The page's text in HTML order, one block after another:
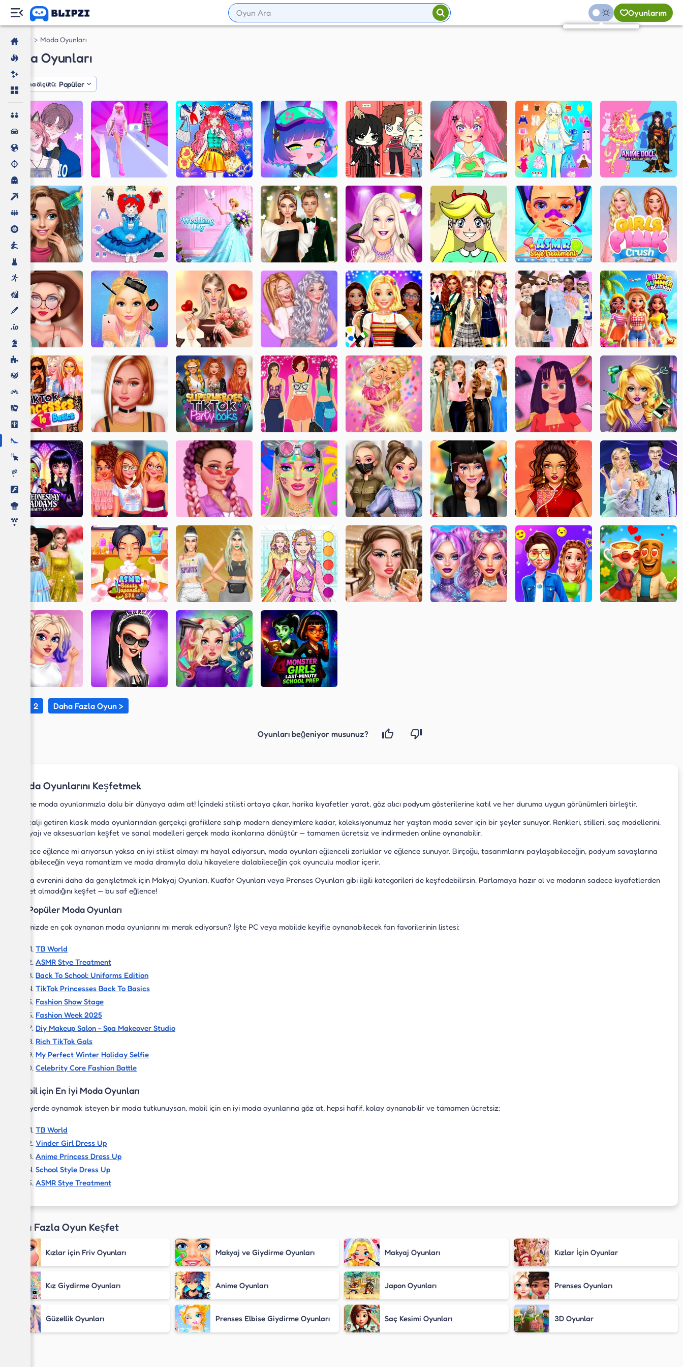
Oyunlarım
Oyunlar Moda Oyunları
Moda Oyunları
Sıralama ölçütü: Popüler
2 Daha Fazla Oyun >
Oyunları beğeniyor musunuz?
Moda Oyunlarını Keşfetmek
Online moda oyunlarımızla dolu bir dünyaya adım at! İçindeki stilisti ortaya çıkar, harika kıyafetler yarat, göz alıcı podyum gösterilerine katıl ve her duruma uygun görünümleri birleştir.
Nostalji getiren klasik moda oyunlarından gerçekçi grafiklere sahip modern deneyimlere kadar, koleksiyonumuz her yaştan moda sever için bir şeyler sunuyor. Renkleri, stilleri, saç modellerini,
makyajı ve aksesuarları keşfet ve sanal modelleri gerçek moda ikonlarına dönüştür — tamamen ücretsiz ve indirmeden online oynanabilir.
Sadece eğlence mi arıyorsun yoksa en iyi stilist olmayı mı hayal ediyorsun, moda oyunları eğlenceli zorluklar ve eğlence sunuyor. Birçoğu, tasarımlarını paylaşabileceğin, podyum savaşlarına
katılabileceğin veya romantizm ve moda dramıyla dolu hikayelere dalabileceğin çok oyunculu modlar içerir.
Moda evrenini daha da genişletmek için Makyaj Oyunları, Kuaför Oyunları veya Prenses Oyunları gibi ilgili kategorileri de keşfedebilirsin. Parlamaya hazır ol ve modanın sadece kıyafetlerden
ibaret olmadığını keşfet — bu saf eğlence!
En Popüler Moda Oyunları
Sitemizde en çok oynanan moda oyunlarını mı merak ediyorsun? İşte PC veya mobilde keyifle oynanabilecek fan favorilerinin listesi:
TB World
ASMR Stye Treatment
Back To School: Uniforms Edition
TikTok Princesses Back To Basics
Fashion Show Stage
Fashion Week 2025
Diy Makeup Salon - Spa Makeover Studio
Rich TikTok Gals
My Perfect Winter Holiday Selfie
Celebrity Core Fashion Battle
Mobil için En İyi Moda Oyunları
Her yerde oynamak isteyen bir moda tutkunuysan, mobil için en iyi moda oyunlarına göz at, hepsi hafif, kolay oynanabilir ve tamamen ücretsiz:
TB World
Vinder Girl Dress Up
Anime Princess Dress Up
School Style Dress Up
ASMR Stye Treatment
Daha Fazla Oyun Keşfet
Kızlar için Friv Oyunları Makyaj ve Giydirme Oyunları Makyaj Oyunları Kızlar İçin Oyunlar
Kız Giydirme Oyunları Anime Oyunları Japon Oyunları Prenses Oyunları
Güzellik Oyunları Prenses Elbise Giydirme Oyunları Saç Kesimi Oyunları 3D Oyunlar